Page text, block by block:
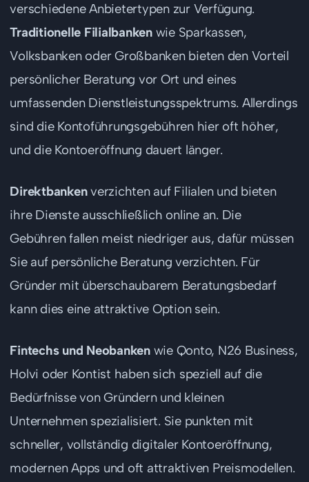
verschiedene Anbietertypen zur Verfügung.
Traditionelle Filialbankenwie Sparkassen,
Volksbanken oder Großbanken bieten den Vorteil
persönlicher Beratung vor Ort und eines
umfassenden Dienstleistungsspektrums. Allerdings
sind die Kontoführungsgebühren hier oft höher,
und die Kontoeröffnung dauert länger.
Direktbankenverzichten auf Filialen und bieten
ihre Dienste ausschließlich online an. Die
Gebühren fallen meist niedriger aus, dafür müssen
Sie auf persönliche Beratung verzichten. Für
Gründer mit überschaubarem Beratungsbedarf
kann dies eine attraktive Option sein.
Fintechs und Neobankenwie Qonto, N26 Business,
Holvi oder Kontist haben sich speziell auf die
Bedürfnisse von Gründern und kleinen
Unternehmen spezialisiert. Sie punkten mit
schneller, vollständig digitaler Kontoeröffnung,
modernen Apps und oft attraktiven Preismodellen.